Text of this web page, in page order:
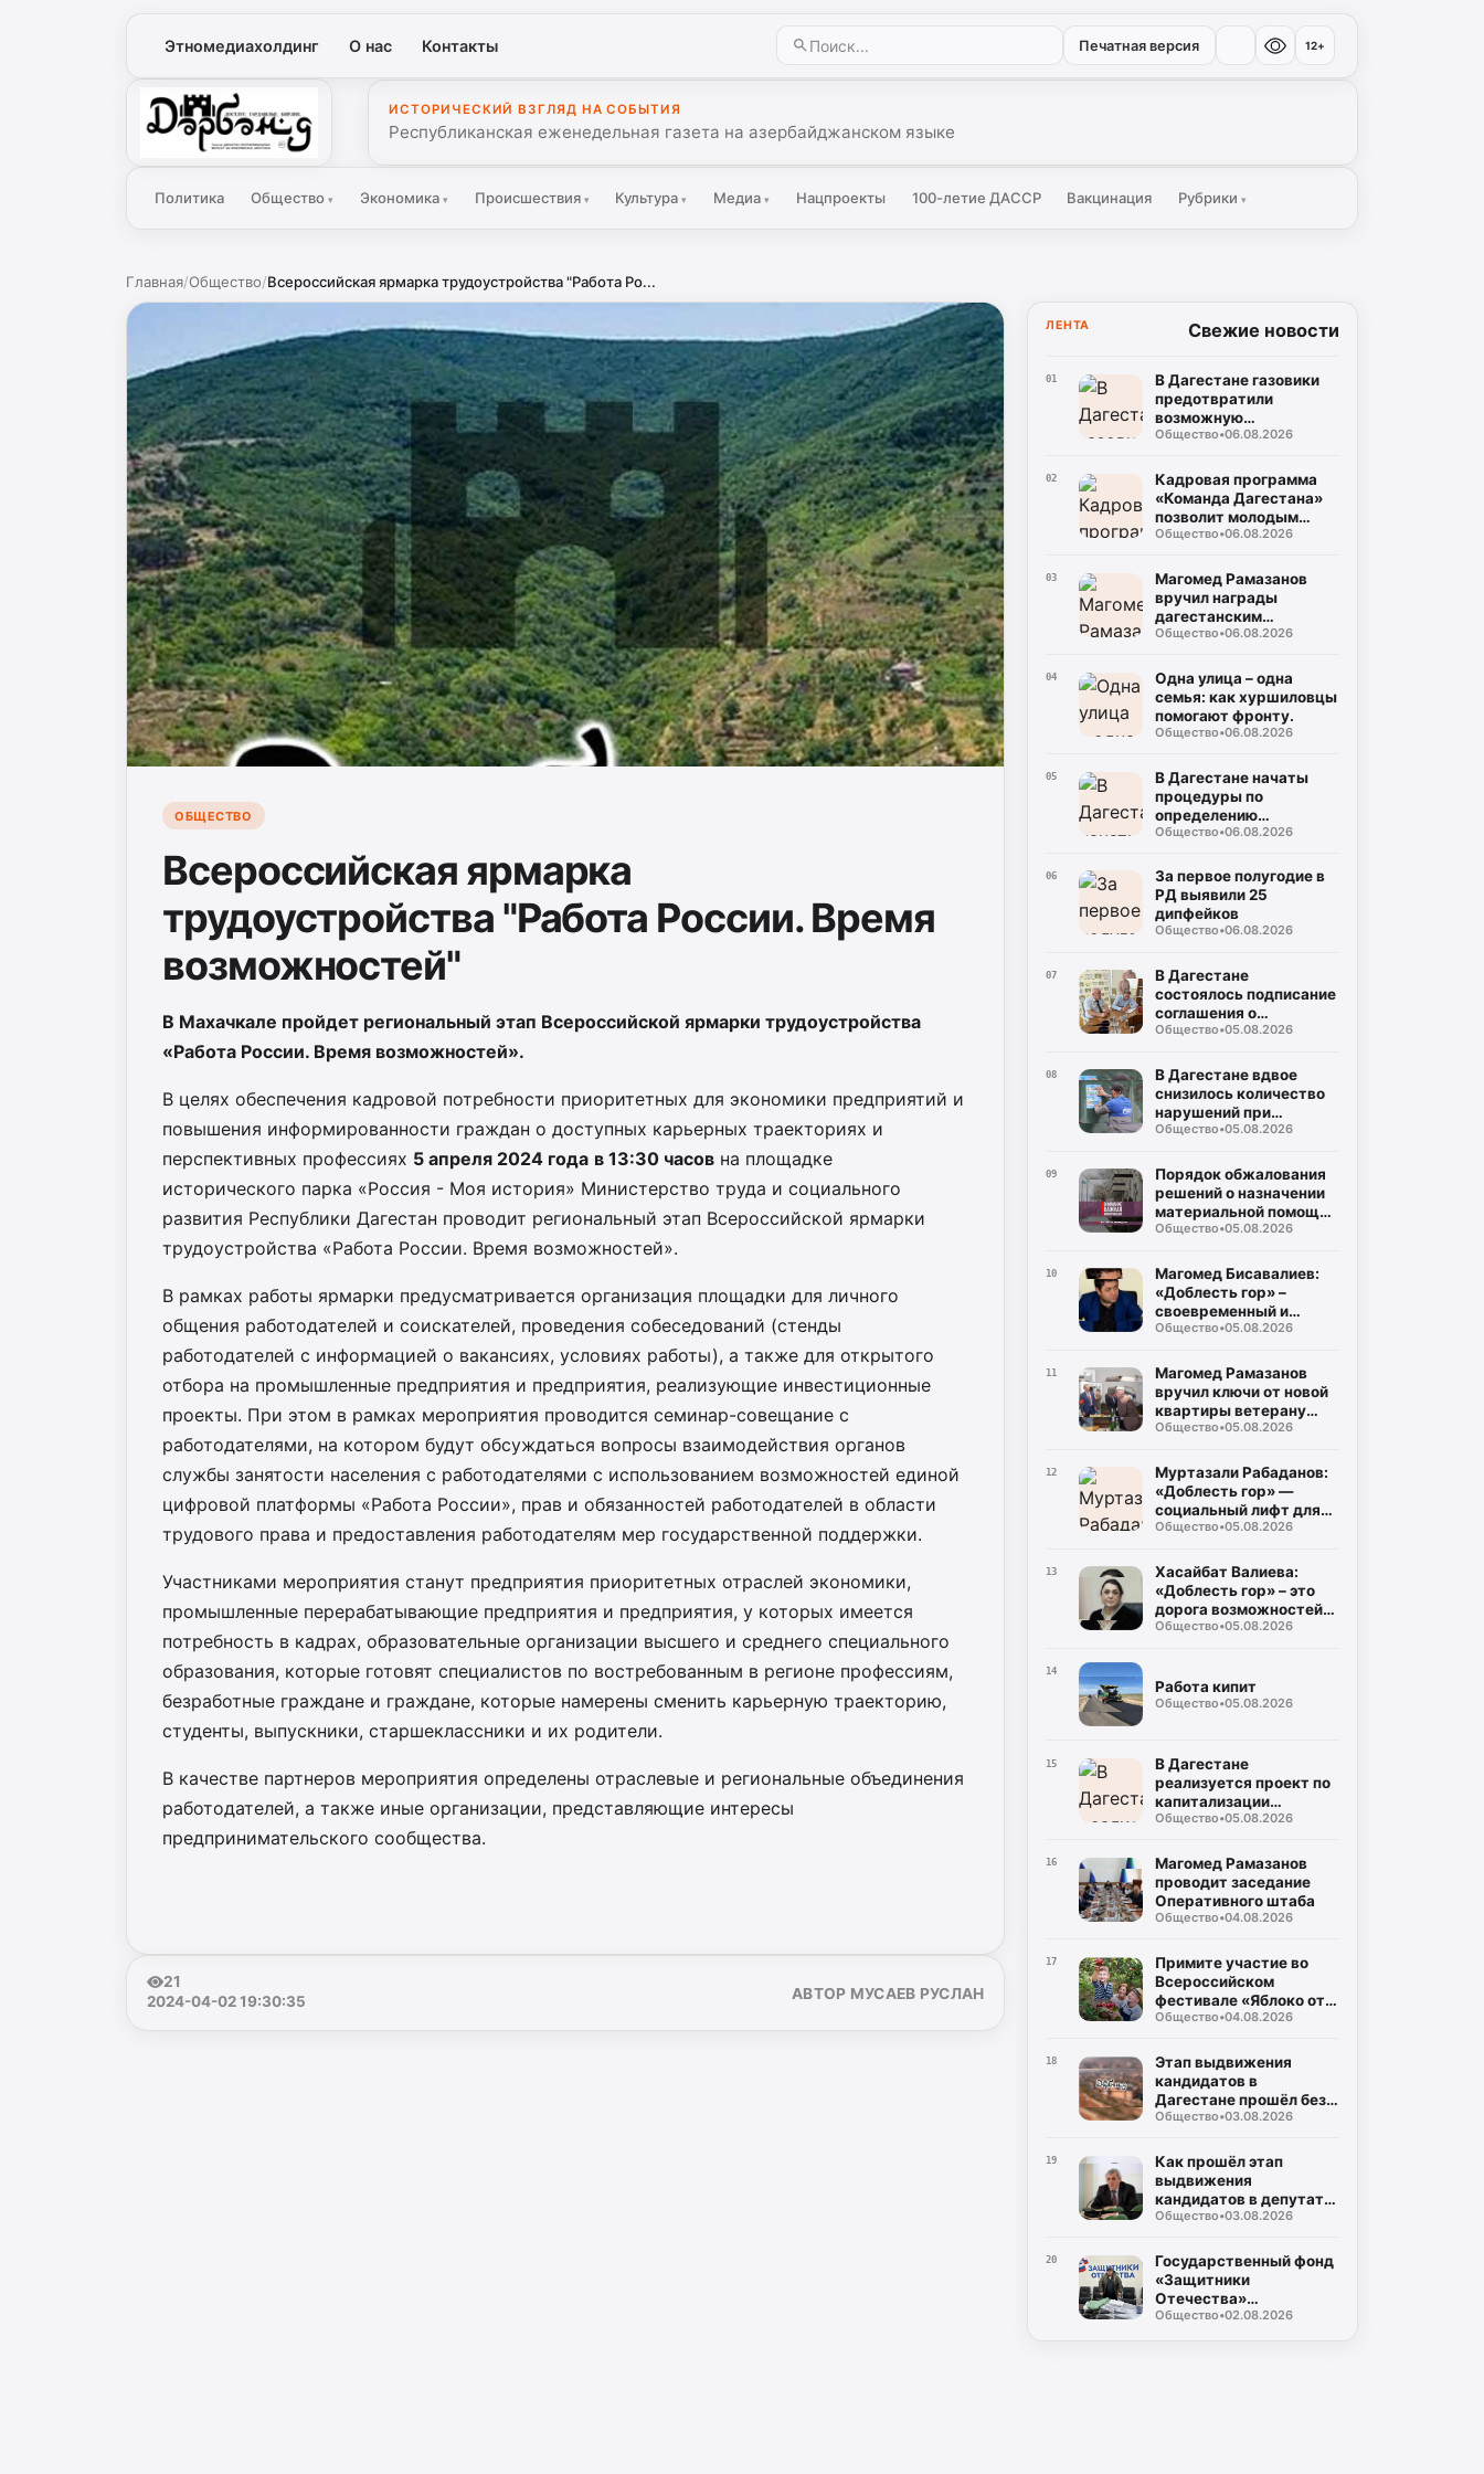
Этномедиахолдинг О нас Контакты Печатная версия 12+
Дербенд
ИСТОРИЧЕСКИЙ ВЗГЛЯД НА СОБЫТИЯ
Республиканская еженедельная газета на азербайджанском языке
Политика Общество▾ Экономика ▾ Происшествия ▾ Культура▾ Медиа▾ Нацпроекты 100-летие ДАССР Вакцинация Рубрики▾
Главная/Общество/Всероссийская ярмарка трудоустройства "Работа Ро...
ОБЩЕСТВО
Всероссийская ярмарка
трудоустройства "Работа России. Время
возможностей"
В Махачкале пройдет региональный этап Всероссийской ярмарки трудоустройства
«Работа России. Время возможностей».
В целях обеспечения кадровой потребности приоритетных для экономики предприятий и
повышения информированности граждан о доступных карьерных траекториях и
перспективных профессиях 5 апреля 2024 года в 13:30 часов на площадке
исторического парка «Россия - Моя история» Министерство труда и социального
развития Республики Дагестан проводит региональный этап Всероссийской ярмарки
трудоустройства «Работа России. Время возможностей».
В рамках работы ярмарки предусматривается организация площадки для личного
общения работодателей и соискателей, проведения собеседований (стенды
работодателей с информацией о вакансиях, условиях работы), а также для открытого
отбора на промышленные предприятия и предприятия, реализующие инвестиционные
проекты. При этом в рамках мероприятия проводится семинар-совещание с
работодателями, на котором будут обсуждаться вопросы взаимодействия органов
службы занятости населения с работодателями с использованием возможностей единой
цифровой платформы «Работа России», прав и обязанностей работодателей в области
трудового права и предоставления работодателям мер государственной поддержки.
Участниками мероприятия станут предприятия приоритетных отраслей экономики,
промышленные перерабатывающие предприятия и предприятия, у которых имеется
потребность в кадрах, образовательные организации высшего и среднего специального
образования, которые готовят специалистов по востребованным в регионе профессиям,
безработные граждане и граждане, которые намерены сменить карьерную траекторию,
студенты, выпускники, старшеклассники и их родители.
В качестве партнеров мероприятия определены отраслевые и региональные объединения
работодателей, а также иные организации, представляющие интересы
предпринимательского сообщества.
21
2024-04-02 19:30:35
АВТОР МУСАЕВ РУСЛАН
ЛЕНТА Свежие новости
01
В Дагестане газовики
предотвратили
возможную
чрезвычайную
многоквартирном доме
Общество•06.08.2026
02
Кадровая программа
«Команда Дагестана»
позволит молодым
юристам реализовать
государственной
службе
Общество•06.08.2026
03
Магомед Рамазанов
вручил награды
дагестанским
вольникам-призерам
Общество•06.08.2026
04
Одна улица – одна
семья: как хуршиловцы
помогают фронту.
Общество•06.08.2026
05
В Дагестане начаты
процедуры по
определению
подрядчика для
северного обхода
Махачкалы
Общество•06.08.2026
06
За первое полугодие в
РД выявили 25
дипфейков
Общество•06.08.2026
07
В Дагестане
состоялось подписание
соглашения о
совместном контроле
выборами
Общество•05.08.2026
08
В Дагестане вдвое
снизилось количество
нарушений при
газопотреблении
Общество•05.08.2026
09
Порядок обжалования
решений о назначении
материальной помощи
пострадавшим в
Общество•05.08.2026
10
Магомед Бисавалиев:
«Доблесть гор» –
своевременный и
долгожданный ответ на
Общество•05.08.2026
11
Магомед Рамазанов
вручил ключи от новой
квартиры ветерану
Великой Отечественной
Багаудинову
Общество•05.08.2026
12
Муртазали Рабаданов:
«Доблесть гор» —
социальный лифт для
героев СВО
Общество•05.08.2026
13
Хасайбат Валиева:
«Доблесть гор» – это
дорога возможностей
для героев,
Общество•05.08.2026
14
Работа кипит
Общество•05.08.2026
15
В Дагестане
реализуется проект по
капитализации
территорий
Общество•05.08.2026
16
Магомед Рамазанов
проводит заседание
Оперативного штаба
Общество•04.08.2026
17
Примите участие во
Всероссийском
фестивале «Яблоко от
Яблони»
Общество•04.08.2026
18
Этап выдвижения
кандидатов в
Дагестане прошёл без
жалоб и нарушений
Общество•03.08.2026
19
Как прошёл этап
выдвижения
кандидатов в депутаты
Госдумы РФ и
РД?
Общество•03.08.2026
20
Государственный фонд
«Защитники
Отечества»
обеспечивает
Общество•02.08.2026